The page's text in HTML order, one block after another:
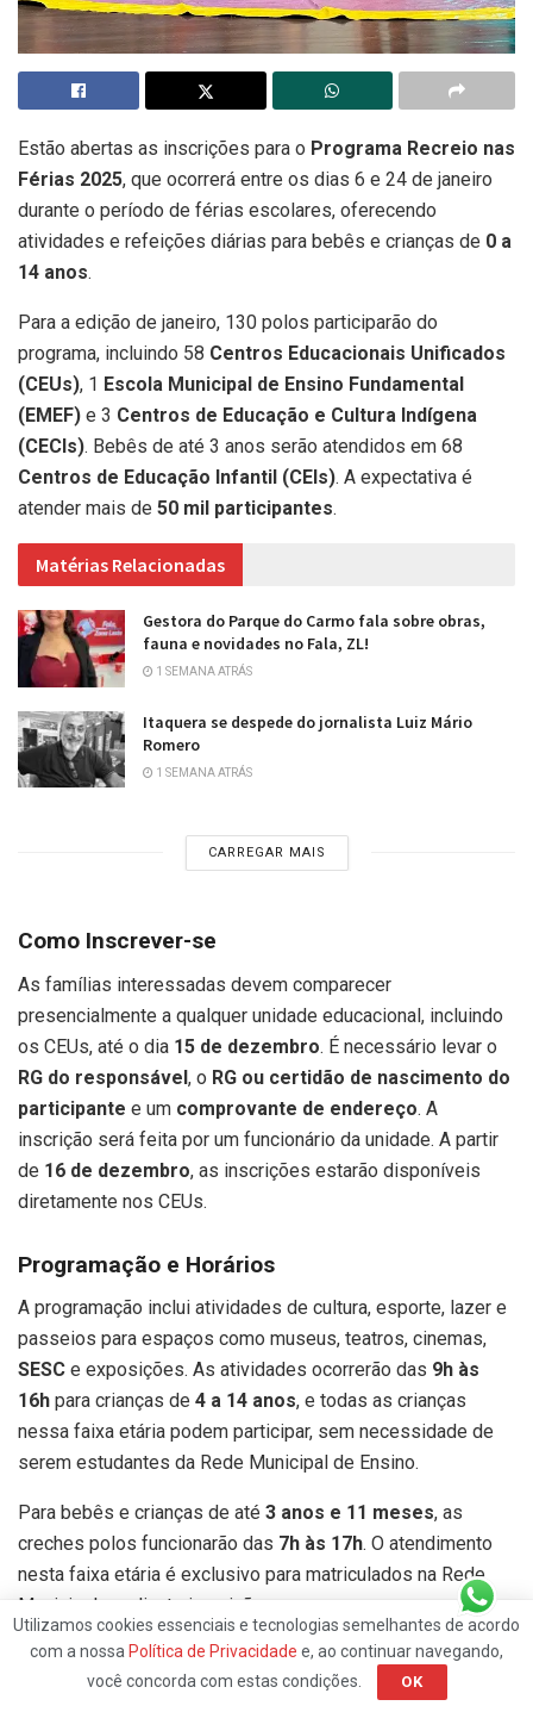
Estão abertas as inscrições para o Programa Recreio nas
Férias 2025, que ocorrerá entre os dias 6 e 24 de janeiro
durante o período de férias escolares, oferecendo
atividades e refeições diárias para bebês e crianças de 0 a
14 anos.
Para a edição de janeiro, 130 polos participarão do
programa, incluindo 58 Centros Educacionais Unificados
(CEUs), 1 Escola Municipal de Ensino Fundamental
(EMEF) e 3 Centros de Educação e Cultura Indígena
(CECIs). Bebês de até 3 anos serão atendidos em 68
Centros de Educação Infantil (CEIs). A expectativa é
atender mais de 50 mil participantes.
Matérias Relacionadas
Gestora do Parque do Carmo fala sobre obras,
fauna e novidades no Fala, ZL!
1 SEMANA ATRÁS
Itaquera se despede do jornalista Luiz Mário
Romero
1 SEMANA ATRÁS
CARREGAR MAIS
Como Inscrever-se
As famílias interessadas devem comparecer
presencialmente a qualquer unidade educacional, incluindo
os CEUs, até o dia 15 de dezembro. É necessário levar o
RG do responsável, o RG ou certidão de nascimento do
participante e um comprovante de endereço. A
inscrição será feita por um funcionário da unidade. A partir
de 16 de dezembro, as inscrições estarão disponíveis
diretamente nos CEUs.
Programação e Horários
A programação inclui atividades de cultura, esporte, lazer e
passeios para espaços como museus, teatros, cinemas,
SESC e exposições. As atividades ocorrerão das 9h às
16h para crianças de 4 a 14 anos, e todas as crianças
nessa faixa etária podem participar, sem necessidade de
serem estudantes da Rede Municipal de Ensino.
Para bebês e crianças de até 3 anos e 11 meses, as
creches polos funcionarão das 7h às 17h. O atendimento
nesta faixa etária é exclusivo para matriculados na Rede
Municipal, mediante inscrição.
Refeições e Objetivo do Programa
Utilizamos cookies essenciais e tecnologias semelhantes de acordo
com a nossa Política de Privacidade e, ao continuar navegando,
você concorda com estas condições.
OK